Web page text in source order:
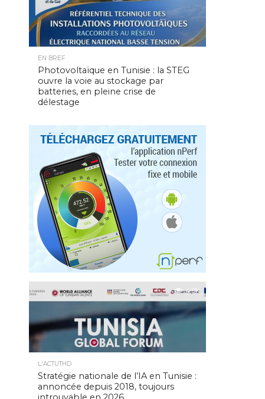
EN BREF
Photovoltaïque en Tunisie : la STEG
ouvre la voie au stockage par
batteries, en pleine crise de
délestage
4.9K
L'ACTUTHD
Stratégie nationale de l’IA en Tunisie :
annoncée depuis 2018, toujours